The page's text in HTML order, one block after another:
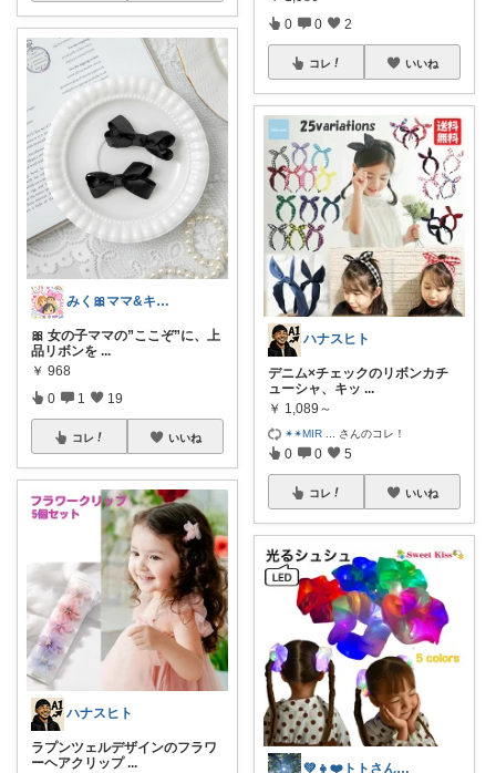
みく🎀ママ&キッズグッズ🎁
🎀 女の子ママの”ここぞ”に、上
品リボンを ...
￥ 968
0 1 19
コレ いいね
ハナスヒト
ラプンツェルデザインのフラワ
ーヘアクリップ ...
0 0 2
コレ いいね
ハナスヒト
デニム×チェックのリボンカチ
ューシャ、キッ ...
￥ 1,089～
✴︎✴︎MIR さんのコレ！
0 0 5
コレ いいね
💚👧❤️トトさん 8月🥵